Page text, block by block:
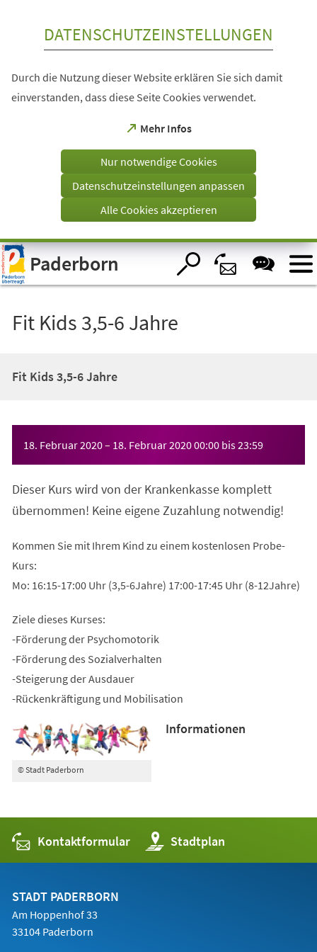
Visuelle
Assistenzsoftware
öffnen.
DATENSCHUTZEINSTELLUNGEN
Durch die Nutzung dieser Website erklären Sie sich damit
einverstanden, dass diese Seite Cookies verwendet.
Mehr Infos
(Öffnet
einem
Tab)
Nur notwendige Cookies
Datenschutzeinstellungen anpassen
Alle Cookies akzeptieren
Paderborn
Fit Kids 3,5-6 Jahre
Fit Kids 3,5-6 Jahre
18. Februar 2020– 18. Februar 202000:00 bis23:59
Dieser Kurs wird von der Krankenkasse komplett
übernommen! Keine eigene Zuzahlung notwendig!
Kommen Sie mit Ihrem Kind zu einem kostenlosen Probe-
Kurs:
Mo: 16:15-17:00 Uhr (3,5-6Jahre) 17:00-17:45 Uhr (8-12Jahre)
Ziele dieses Kurses:
-Förderung der Psychomotorik
-Förderung des Sozialverhalten
-Steigerung der Ausdauer
-Rückenkräftigung und Mobilisation
© Stadt Paderborn
Informationen
Kontaktformular Stadtplan
(Öffnet
in
einem
STADT PADERBORN
Am Hoppenhof 33
33104 Paderborn